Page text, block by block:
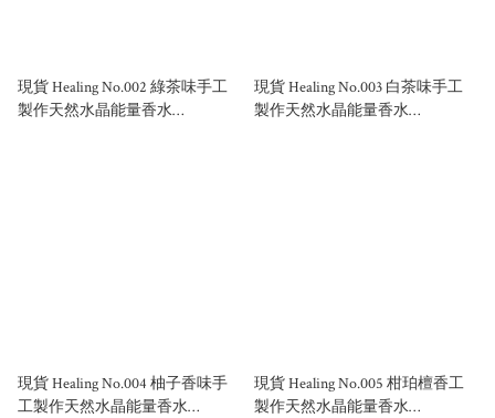
現貨 Healing No.002 綠茶味手工
製作天然水晶能量香水
現貨 Healing No.003 白茶味手工
製作天然水晶能量香水
現貨 Healing No.004 柚子香味手
工製作天然水晶能量香水
現貨 Healing No.005 柑珀檀香工
製作天然水晶能量香水